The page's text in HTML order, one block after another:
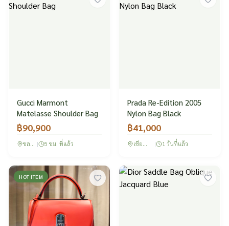
Gucci Marmont
Matelasse Shoulder Bag
฿90,900
ชลบุรี | 5 ชม. ที่แล้ว
Prada Re-Edition 2005
Nylon Bag Black
฿41,000
เชียงใหม่ | 1 วันที่แล้ว
HOT ITEM